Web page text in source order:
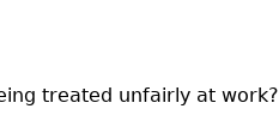
treated unfairly at work?